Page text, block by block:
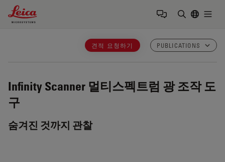
Leica Microsystems Logo
견적 요청하기 PUBLICATIONS
Infinity Scanner 멀티스펙트럼 광 조작 도
구
숨겨진 것까지 관찰